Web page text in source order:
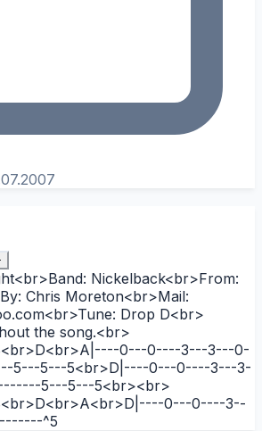
Nickelback<br>From:
Chris Moreton<br>Mail:
Drop D<br>
the song.<br>
0---0----3---3---0-
5---5---5<br>D|----0---0----3---3-
5---5---5<br><br>
0---0----3--
^5